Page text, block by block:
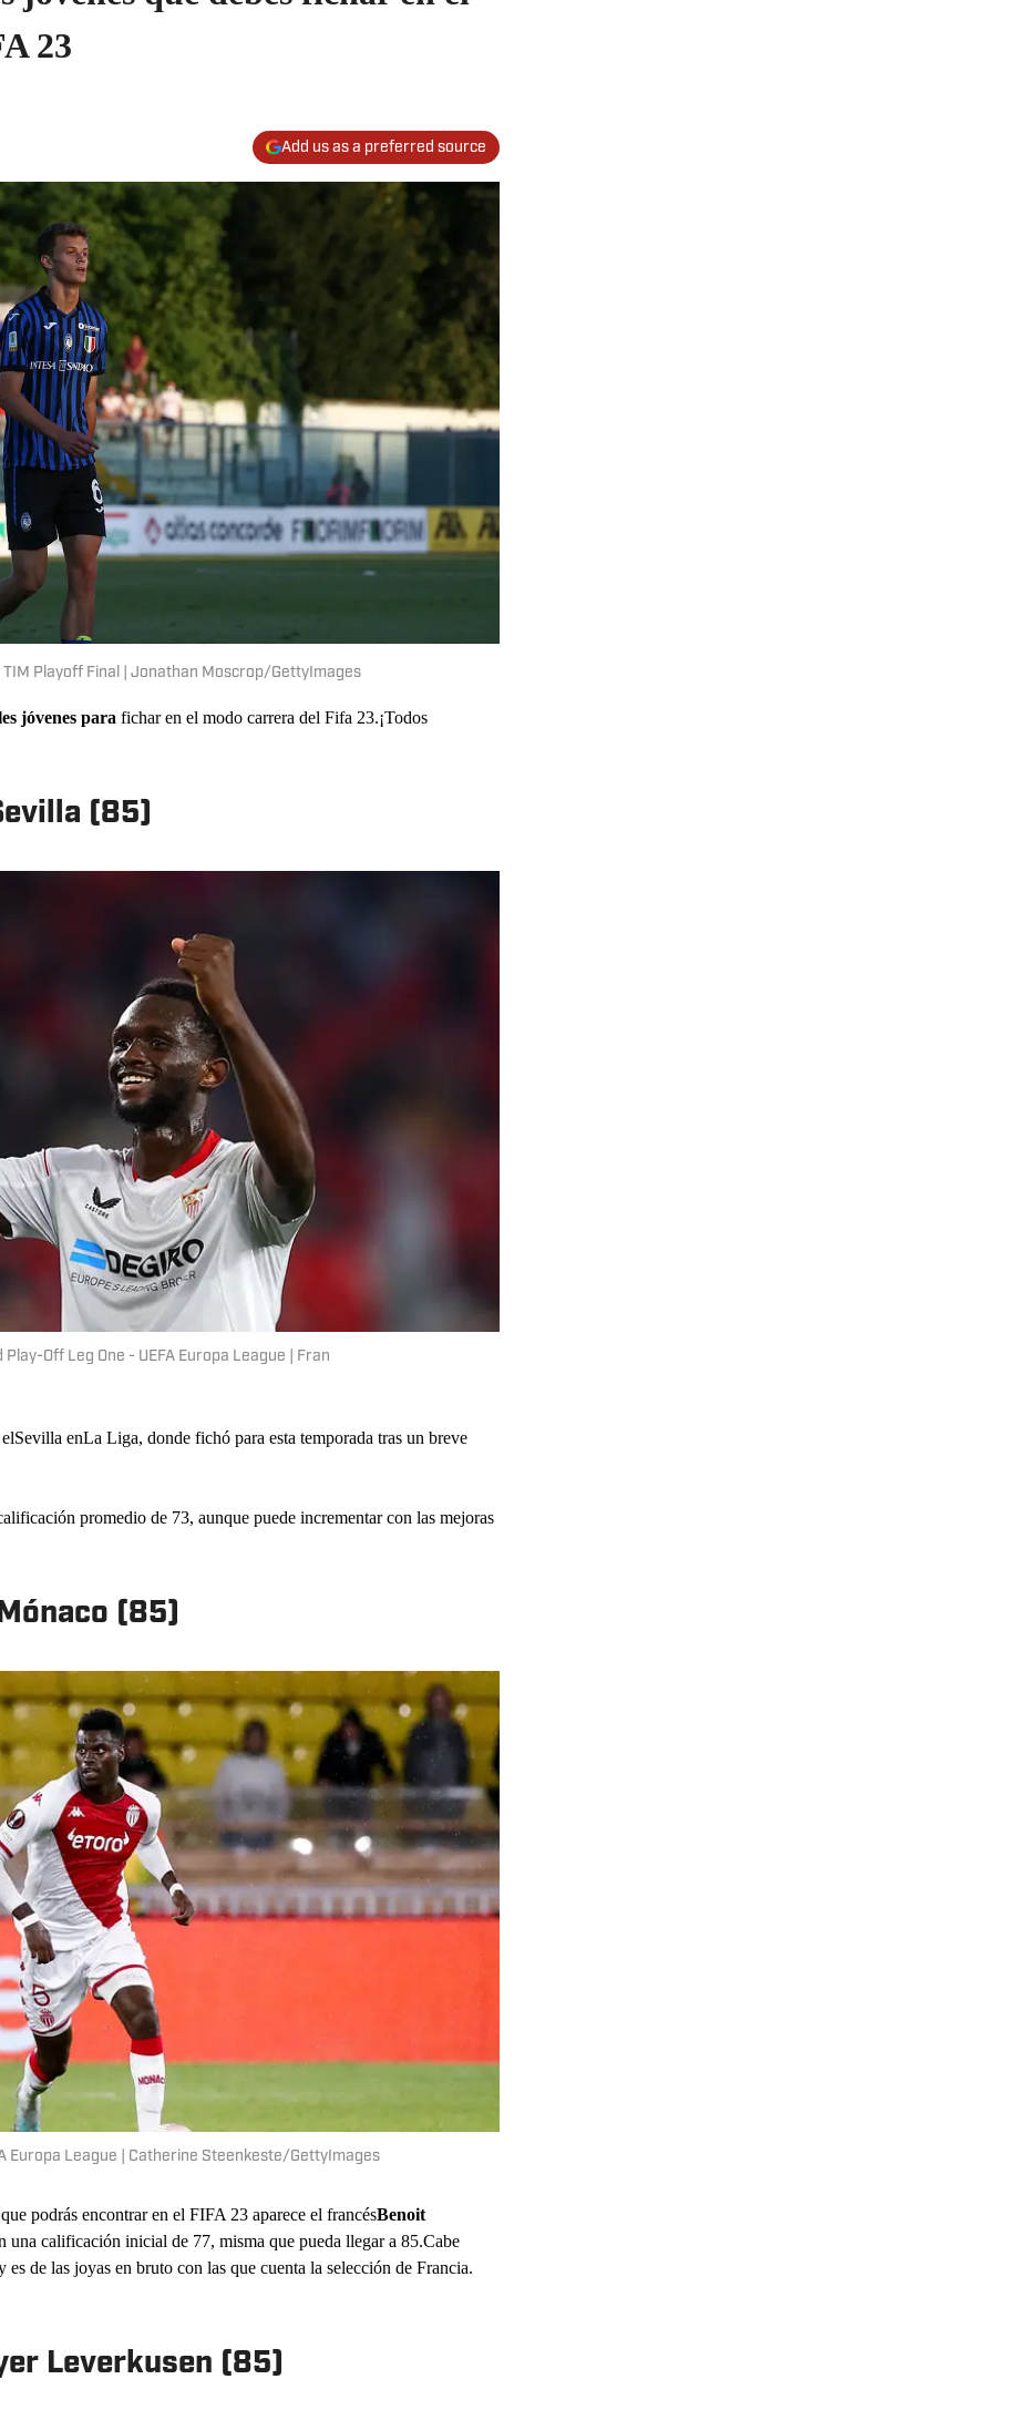
23
Add us as a preferred source
TIM Playoff Final | Jonathan Moscrop/GettyImages
jóvenes para fichar en el modo carrera del Fifa 23.¡Todos
(85)
Off Leg One - UEFA Europa League | Fran
enLa Liga, donde fichó para esta temporada tras un breve
promedio de 73, aunque puede incrementar con las mejoras
(85)
Europa League | Catherine Steenkeste/GettyImages
podrás encontrar en el FIFA 23 aparece el francésBenoit
una calificación inicial de 77, misma que pueda llegar a 85.Cabe
es de las joyas en bruto con las que cuenta la selección de Francia.
Leverkusen (85)